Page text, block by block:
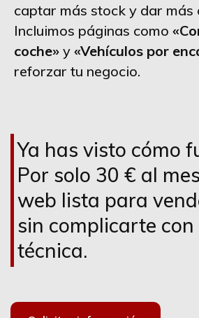
captar más stock y dar más
Incluimos páginas como
coche» y «Vehículos por
reforzar tu negocio.
Ya has visto cómo
Por solo 30 € al
web lista para
sin complicarte
técnica.